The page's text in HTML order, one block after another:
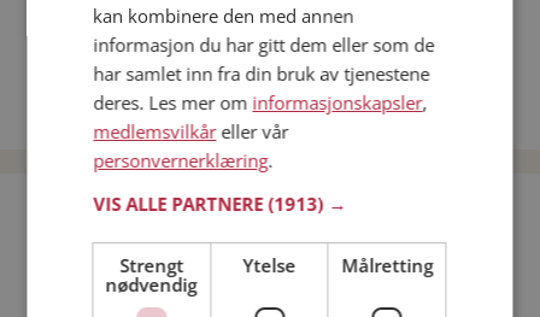
Flere singlemenn fra Verdal:Helge,Per Johan
Kvinner fra Verdal
Date kvinner i Norge
Date menn i Norge
Bli medlem gratis!
Jeg er en:
kan kombinere den med annen
informasjon du har gitt dem eller som de
har samlet inn fra din bruk av tjenestene
deres. Les mer om informasjonskapsler,
medlemsvilkåreller vår
personvernerklæring.
VIS ALLE PARTNERE(1913) →
Strengt
nødvendig
Ytelse Målretting